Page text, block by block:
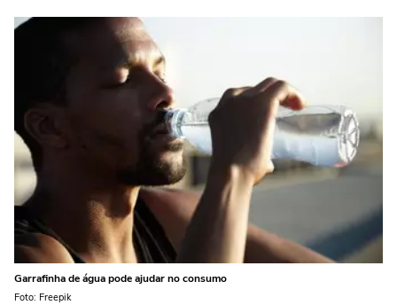
Garrafinha de água pode ajudar no consumo
Foto: Freepik